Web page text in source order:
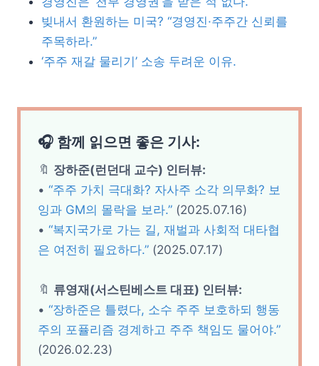
빚내서 환원하는 미국? “경영진·주주간 신뢰를
주목하라.”
‘주주 재갈 물리기’ 소송 두려운 이유.
🎧 함께 읽으면 좋은 기사:
🔖 장하준(런던대 교수) 인터뷰:
• “주주 가치 극대화? 자사주 소각 의무화? 보
잉과 GM의 몰락을 보라.” (2025.07.16)
• “복지국가로 가는 길, 재벌과 사회적 대타협
은 여전히 필요하다.” (2025.07.17)
🔖 류영재(서스틴베스트 대표) 인터뷰:
• “장하준은 틀렸다, 소수 주주 보호하되 행동
주의 포퓰리즘 경계하고 주주 책임도 물어야.”
(2026.02.23)